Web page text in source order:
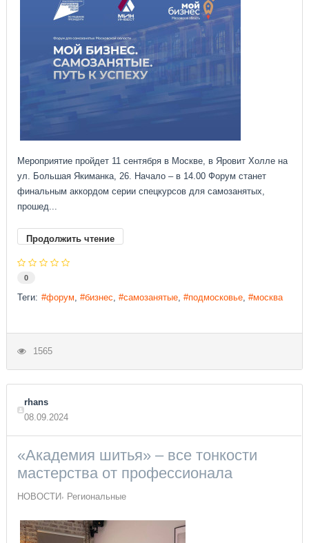
Мероприятие пройдет 11 сентября в Москве, в Яровит Холле на
ул. Большая Якиманка, 26. Начало – в 14.00 Форум станет
финальным аккордом серии спецкурсов для самозанятых,
прошед...
Продолжить чтение
0
Теги: форум бизнес самозанятые подмосковье москва
1565
rhans
08.09.2024
«Академия шитья» – все тонкости
мастерства от профессионала
НОВОСТИ Региональные